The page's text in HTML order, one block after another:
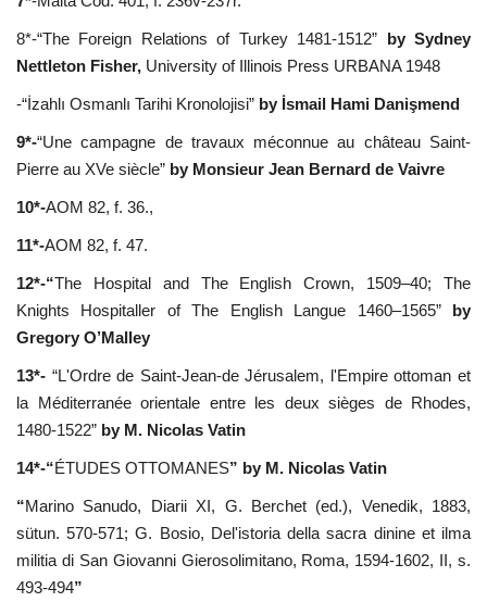
8*-“The Foreign Relations of Turkey 1481-1512” by Sydney
Nettleton Fisher, University of Illinois Press URBANA 1948
-“İzahlı Osmanlı Tarihi Kronolojisi” by İsmail Hami Danişmend
9*-“Une campagne de travaux méconnue au château Saint-
Pierre au XVe siècle” by Monsieur Jean Bernard de Vaivre
10*-AOM 82, f. 36.,
11*-AOM 82, f. 47.
12*-“The Hospital and The English Crown, 1509–40; The
Knights Hospitaller of The English Langue 1460–1565” by
Gregory O’Malley
13*- “L'Ordre de Saint-Jean-de Jérusalem, l'Empire ottoman et
la Méditerranée orientale entre les deux sièges de Rhodes,
1480-1522” by M. Nicolas Vatin
14*-“ÉTUDES OTTOMANES” by M. Nicolas Vatin
“Marino Sanudo, Diarii XI, G. Berchet (ed.), Venedik, 1883,
sütun. 570-571; G. Bosio, Del'istoria della sacra dinine et ilma
militia di San Giovanni Gierosolimitano, Roma, 1594-1602, II, s.
493-494”